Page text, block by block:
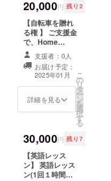
don't have a
car, I would like
to limit this to
'residents of
Azumino City or
nearby areas' .
We will display
the names of
supporters,
company logos,
and
advertisements
Up to A4 size
[Display Period]
One year from
the start of
display I will
Station. I can
also offer
advice related
to climbing in
the Northern
Alps to the
extent possible.
I will provide
information or
advice via
email in
advance
visit) ✱valid
until the end of
August, 2026
ほどの予定）
【Support!】 I
will send you
heartfelt
messages of
gratitude and
progress
reports. ※
Progress
sent to the
email address
once a month
from
September
2024 to August
2025).
20,000円 残り2
【自転車を贈れ
る権 】 ご支援金
で、Home
Japan に滞在す
る方が買い物や
お出かけに使え
る自転車を購入
させていただき
ます！ [内容] ・
Home Japanの
室内ボードに掲
示します。 ・掲
載サイズ： A4
サイズまで 【掲
支援者：0人
お届け予定：
2025年01月
詳細を見る
こ
の
リ
タ
ー
ン
を
選
択
す
る
30,000円 残り7
【英語レッス
ン】 英語レッス
ン(1回１時間半)